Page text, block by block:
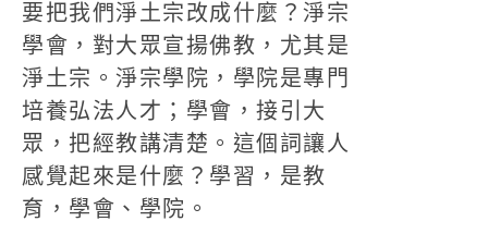
要把我們淨土宗改成什麼？淨宗
學會，對大眾宣揚佛教，尤其是
淨土宗。淨宗學院，學院是專門
培養弘法人才；學會，接引大
眾，把經教講清楚。這個詞讓人
感覺起來是什麼？學習，是教
育，學會、學院。